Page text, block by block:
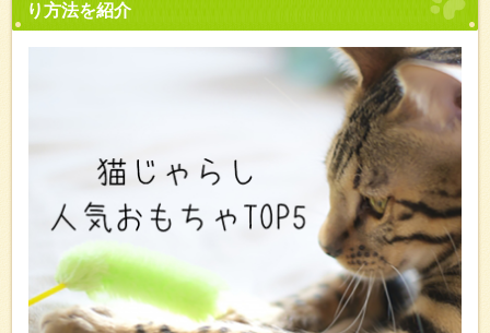
やっぱり猫には猫じゃら
り方法を紹介